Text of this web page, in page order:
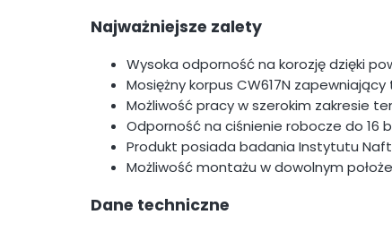
Najważniejsze zalety
Wysoka odporność na korozję dzięki
Mosiężny korpus CW617N
Możliwość pracy w szerokim zakresie
Odporność na ciśnienie robocze do 16
Produkt posiada badania Instytutu
Możliwość montażu w dowolnym
Dane techniczne